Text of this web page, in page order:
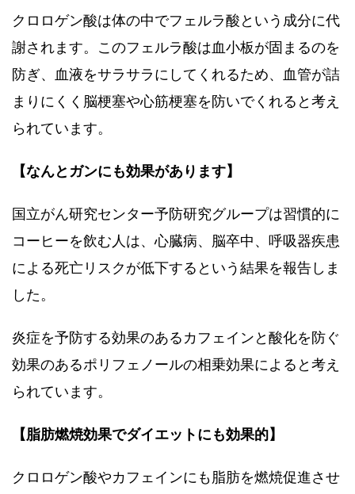
クロロゲン酸は体の中でフェルラ酸という成分に代
謝されます。このフェルラ酸は血小板が固まるのを
防ぎ、血液をサラサラにしてくれるため、血管が詰
まりにくく脳梗塞や心筋梗塞を防いでくれると考え
られています。
【なんとガンにも効果があります】
国立がん研究センター予防研究グループは習慣的に
コーヒーを飲む人は、心臓病、脳卒中、呼吸器疾患
による死亡リスクが低下するという結果を報告しま
した。
炎症を予防する効果のあるカフェインと酸化を防ぐ
効果のあるポリフェノールの相乗効果によると考え
られています。
【脂肪燃焼効果でダイエットにも効果的】
クロロゲン酸やカフェインにも脂肪を燃焼促進させ